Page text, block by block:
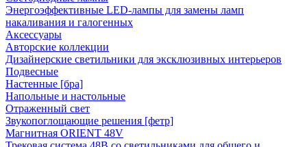
Энергоэффективные LED-лампы для замены ламп
накаливания и галогенных
Аксессуары
Авторские коллекции
Дизайнерские светильники для эксклюзивных интерьеров
Подвесные
Настенные [бра]
Напольные и настольные
Отраженный свет
Звукопоглощающие решения [фетр]
Магнитная ORIENT 48V